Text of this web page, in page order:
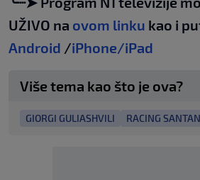
UŽIVO na ovom linku kao i
Android /iPhone/iPad
Više tema kao što je ova?
GIORGI GULIASHVILI RACING